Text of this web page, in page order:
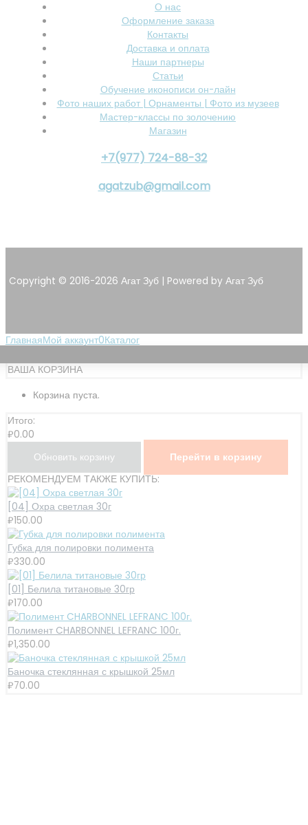
О нас
Оформление заказа
Контакты
Доставка и оплата
Наши партнеры
Статьи
Обучение иконописи он-лайн
Фото наших работ | Орнаменты | Фото из музеев
Мастер-классы по золочению
Магазин
+7(977) 724-88-32
agatzub@gmail.com
Copyright © 2016-2026 Агат Зуб | Powered by Агат Зуб
ГлавнаяМой аккаунт0Каталог
ВАША КОРЗИНА
Корзина пуста.
Итого:
₽0.00
Обновить корзину
Перейти в корзину
РЕКОМЕНДУЕМ ТАКЖЕ КУПИТЬ:
[04] Охра светлая 30г
₽150.00
Губка для полировки полимента
₽330.00
[01] Белила титановые 30гр
₽170.00
Полимент CHARBONNEL LEFRANC 100г.
₽1,350.00
Баночка стеклянная с крышкой 25мл
₽70.00